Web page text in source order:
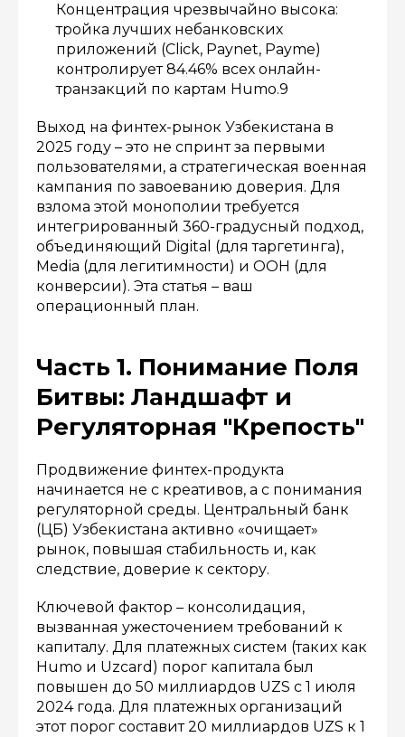
Концентрация чрезвычайно высока:
тройка лучших небанковских
приложений (Click, Paynet, Payme)
контролирует 84.46% всех онлайн-
транзакций по картам Humo.9
Выход на финтех-рынок Узбекистана в
2025 году – это не спринт за первыми
пользователями, а стратегическая военная
кампания по завоеванию доверия. Для
взлома этой монополии требуется
интегрированный 360-градусный подход,
объединяющий Digital (для таргетинга),
Media (для легитимности) и OOH (для
конверсии). Эта статья – ваш
операционный план.
Часть 1. Понимание Поля
Битвы: Ландшафт и
Регуляторная "Крепость"
Продвижение финтех-продукта
начинается не с креативов, а с понимания
регуляторной среды. Центральный банк
(ЦБ) Узбекистана активно «очищает»
рынок, повышая стабильность и, как
следствие, доверие к сектору.
Ключевой фактор – консолидация,
вызванная ужесточением требований к
капиталу. Для платежных систем (таких как
Humo и Uzcard) порог капитала был
повышен до 50 миллиардов UZS с 1 июля
2024 года. Для платежных организаций
этот порог составит 20 миллиардов UZS к 1